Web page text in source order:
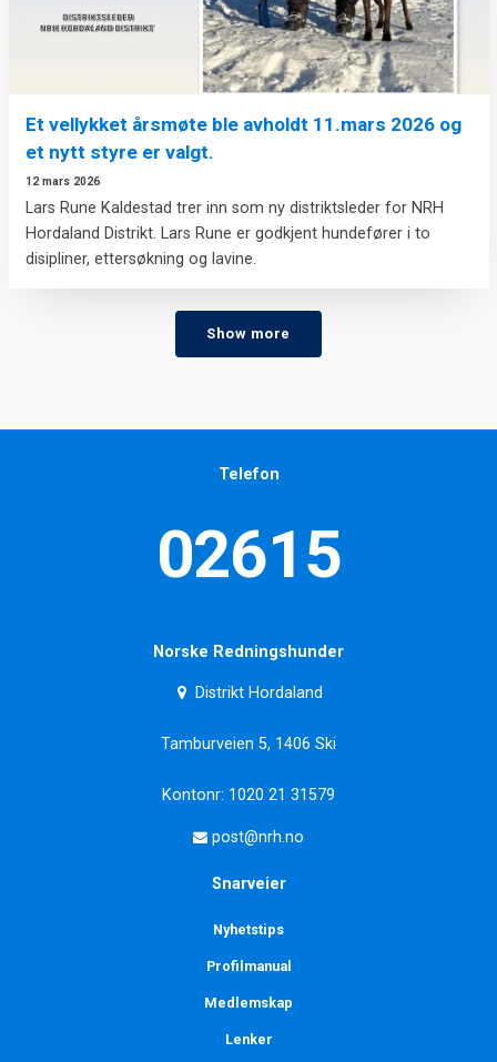
Et vellykket årsmøte ble avholdt 11.mars 2026 og
et nytt styre er valgt.
12 mars 2026
Lars Rune Kaldestad trer inn som ny distriktsleder for NRH
Hordaland Distrikt. Lars Rune er godkjent hundefører i to
disipliner, ettersøkning og lavine.
Show more
Telefon
02615
Norske Redningshunder
Distrikt Hordaland
Tamburveien 5, 1406 Ski
Kontonr: 1020 21 31579
post@nrh.no
Snarveier
Nyhetstips
Profilmanual
Medlemskap
Lenker